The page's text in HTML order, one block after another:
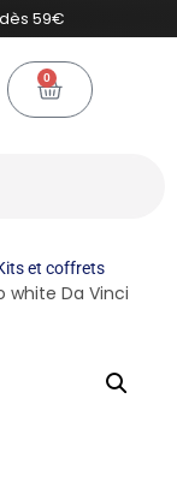
59€
0
et coffrets
white Da Vinci